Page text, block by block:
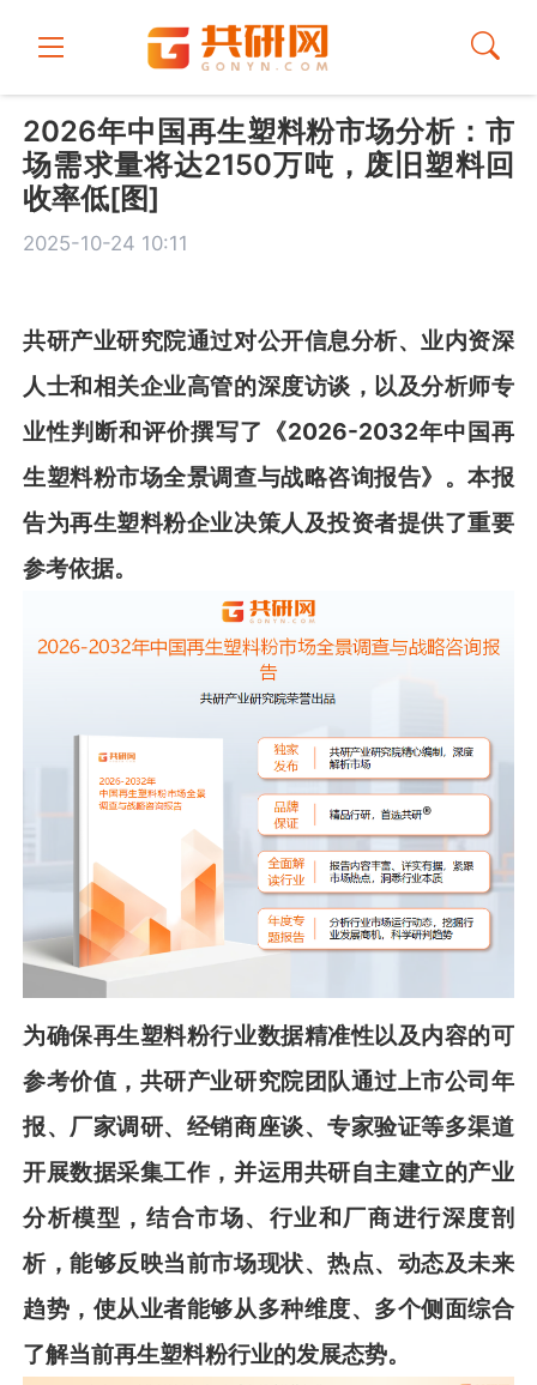
2026年中国再生塑料粉市场分析：市
场需求量将达2150万吨，废旧塑料回
收率低[图]
2025-10-24 10:11
共研产业研究院通过对公开信息分析、业内资深
人士和相关企业高管的深度访谈，以及分析师专
业性判断和评价撰写了《2026-2032年中国再
生塑料粉市场全景调查与战略咨询报告》 。本报
告为再生塑料粉企业决策人及投资者提供了重要
参考依据。
为确保再生塑料粉行业数据精准性以及内容的可
参考价值，共研产业研究院团队通过上市公司年
报、厂家调研、经销商座谈、专家验证等多渠道
开展数据采集工作，并运用共研自主建立的产业
分析模型，结合市场、行业和厂商进行深度剖
析，能够反映当前市场现状、热点、动态及未来
趋势，使从业者能够从多种维度、多个侧面综合
了解当前再生塑料粉行业的发展态势。